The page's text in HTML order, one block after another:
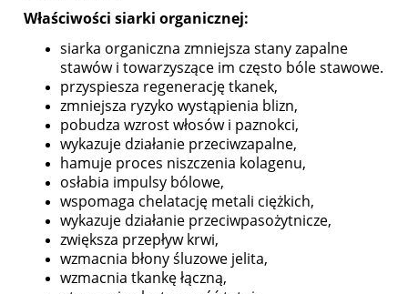
Właściwości siarki organicznej:
siarka organiczna zmniejsza stany zapalne
stawów i towarzyszące im często bóle stawowe.
przyspiesza regenerację tkanek,
zmniejsza ryzyko wystąpienia blizn,
pobudza wzrost włosów i paznokci,
wykazuje działanie przeciwzapalne,
hamuje proces niszczenia kolagenu,
osłabia impulsy bólowe,
wspomaga chelatację metali ciężkich,
wykazuje działanie przeciwpasożytnicze,
zwiększa przepływ krwi,
wzmacnia błony śluzowe jelita,
wzmacnia tkankę łączną,